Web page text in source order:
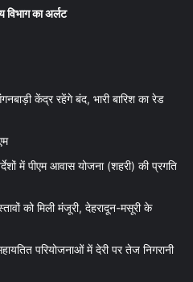
का अर्लट
केंद्र रहेंगे बंद, भारी बारिश का रेड
में पीएम आवास योजना (शहरी) की प्रगति
को मिली मंजूरी, देहरादून-मसूरी के
परियोजनाओं में देरी पर तेज निगरानी